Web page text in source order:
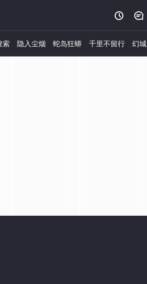
 
索 隐入尘烟 蛇岛狂蟒 千里不留行 幻城